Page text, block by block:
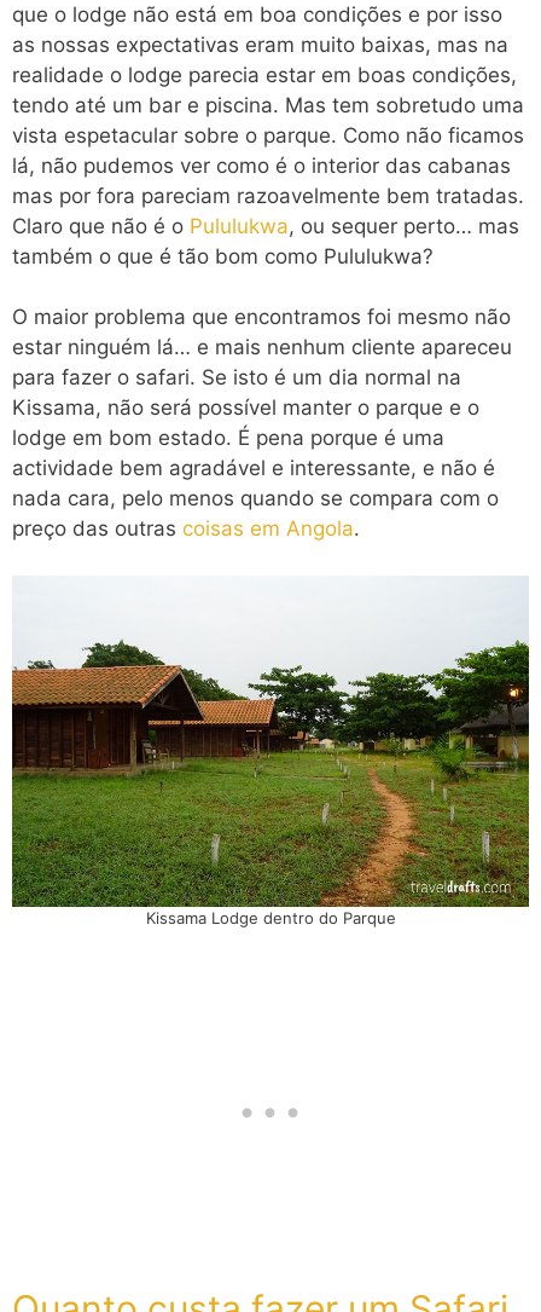
que o lodge não está em boa condições e por isso
as nossas expectativas eram muito baixas, mas na
realidade o lodge parecia estar em boas condições,
tendo até um bar e piscina. Mas tem sobretudo uma
vista espetacular sobre o parque. Como não ficamos
lá, não pudemos ver como é o interior das cabanas
mas por fora pareciam razoavelmente bem tratadas.
Claro que não é o Pululukwa, ou sequer perto… mas
também o que é tão bom como Pululukwa?
O maior problema que encontramos foi mesmo não
estar ninguém lá… e mais nenhum cliente apareceu
para fazer o safari. Se isto é um dia normal na
Kissama, não será possível manter o parque e o
lodge em bom estado. É pena porque é uma
actividade bem agradável e interessante, e não é
nada cara, pelo menos quando se compara com o
preço das outras coisas em Angola.
Kissama Lodge dentro do Parque